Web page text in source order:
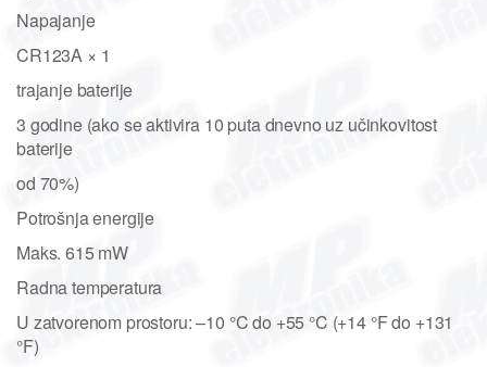
Napajanje
CR123A × 1
trajanje baterije
3 godine (ako se aktivira 10 puta dnevno uz učinkovitost
baterije
od 70%)
Potrošnja energije
Maks. 615 mW
Radna temperatura
U zatvorenom prostoru: –10 °C do +55 °C (+14 °F do +131
°F)